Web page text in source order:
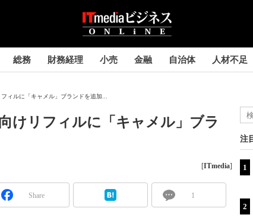
総務 財務経理 小売 金融 自治体 人材不足
ィルに「キャメル」ブランドを追加...
けリフィルに「キャメル」ブラ
[ITmedia]
Share 1
注